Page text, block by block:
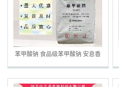
苯甲酸钠 食品级苯甲酸钠 安息香
酸钠 现货供应 欢迎订购